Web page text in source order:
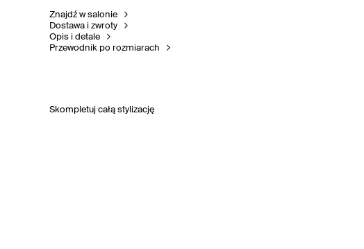
Znajdź w salonie
Dostawa i zwroty
Opis i detale
Przewodnik po rozmiarach
Skompletuj całą stylizację